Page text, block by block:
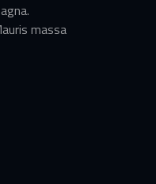
massa